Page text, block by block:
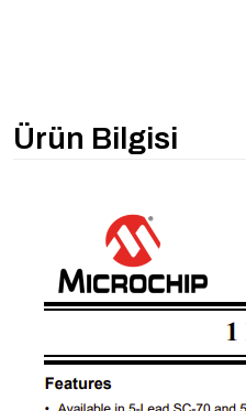
Ürün Bilgisi